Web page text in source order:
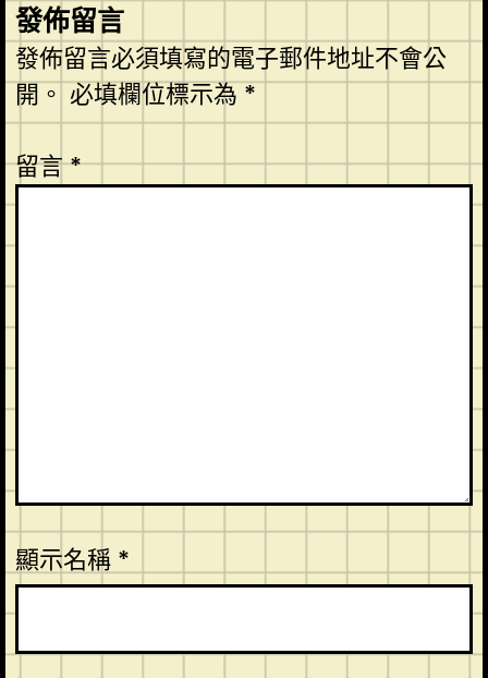
發佈留言
發佈留言必須填寫的電子郵件地址不會公
開。必填欄位標示為*
留言*
顯示名稱 *